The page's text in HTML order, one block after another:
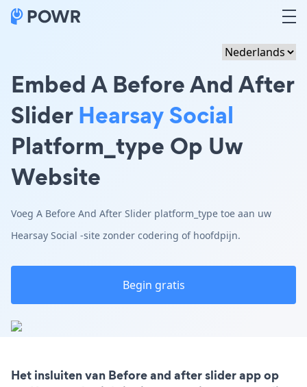
Embed A Before And After
SliderHearsay Social
Platform_type Op Uw
Website
Voeg A Before And After Slider platform_type toe aan uw
Hearsay Social -site zonder codering of hoofdpijn.
Begin gratis
Het insluiten van Before and after slider app op